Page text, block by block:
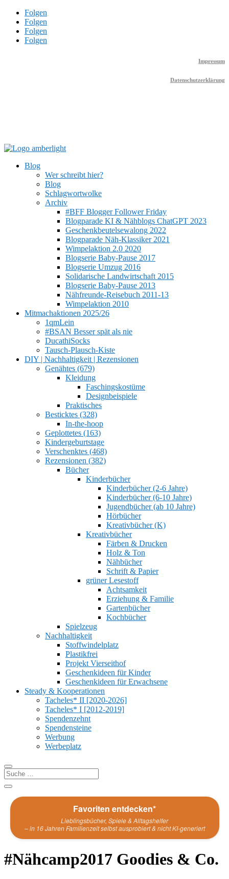
Folgen
Folgen
Folgen
Folgen
Impressum
Datenschutzerklärung
Blog
Wer schreibt hier?
Blog
Schlagwortwolke
Archiv
#BFF Blogger Follower Friday
Blogparade KI & Nähblogs ChatGPT 2023
Geschenkbeutelsewalong 2022
Blogparade Näh-Klassiker 2021
Wimpelaktion 2.0 2020
Blogserie Baby-Pause 2017
Blogserie Umzug 2016
Solidarische Landwirtschaft 2015
Blogserie Baby-Pause 2013
Nähfreunde-Reisebuch 2011-13
Wimpelaktion 2010
Mitmachaktionen 2025/26
1qmLein
#BSAN Besser spät als nie
DucathiSocks
Tausch-Plausch-Kiste
DIY | Nachhaltigkeit | Rezensionen
Genähtes (679)
Kleidung
Faschingskostüme
Designbeispiele
Praktisches
Besticktes (328)
In-the-hoop
Geplottetes (163)
Kindergeburtstage
Verschenktes (468)
Rezensionen (382)
Bücher
Kinderbücher
Kinderbücher (2-6 Jahre)
Kinderbücher (6-10 Jahre)
Jugendbücher (ab 10 Jahre)
Hörbücher
Kreativbücher (K)
Kreativbücher
Färben & Drucken
Holz & Ton
Nähbücher
Schrift & Papier
grüner Lesestoff
Achtsamkeit
Erziehung & Familie
Gartenbücher
Kochbücher
Spielzeug
Nachhaltigkeit
Stoffwindelplatz
Plastikfrei
Projekt Vierseithof
Geschenkideen für Kinder
Geschenkideen für Erwachsene
Steady & Kooperationen
Tacheles* II [2020-2026]
Tacheles* I [2012-2019]
Spendenzehnt
Spendensteine
Werbung
Werbeplatz
Favoriten entdecken*
Lieblingsbücher, Spiele & Alltagshelfer
– in 16 Jahren Familienzeit selbst ausprobiert & nicht KI-generiert
#Nähcamp2017 Goodies & Co.